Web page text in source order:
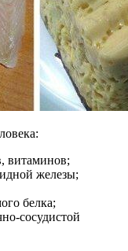
витаминов;
железы;
белка;
сосудистой